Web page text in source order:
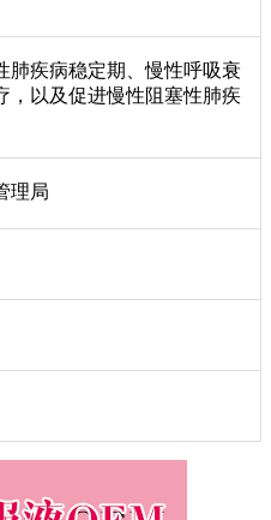
肺疾病稳定期、慢性呼吸衰
，以及促进慢性阻塞性肺疾
理局